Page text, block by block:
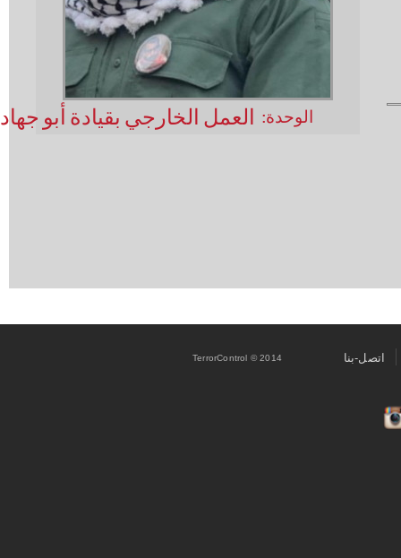
الوحدة: العمل الخارجي بقيادة أبو جهاد
اتصل-بنا TerrorControl © 2014